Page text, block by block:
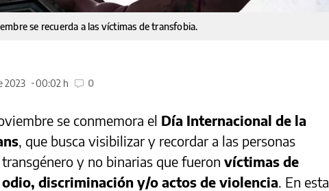
se recuerda a las víctimas de transfobia.
2023
00:02 h 0
se conmemora el Día Internacional de la
, que busca visibilizar y recordar a las personas
y no binarias que fueron víctimas de
discriminación y/o actos de violencia. En esta